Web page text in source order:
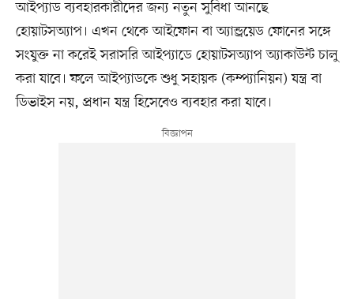
আইপ্যাড ব্যবহারকারীদের জন্য নতুন সুবিধা আনছে
হোয়াটসঅ্যাপ। এখন থেকে আইফোন বা অ্যান্ড্রয়েড ফোনের সঙ্গে
সংযুক্ত না করেই সরাসরি আইপ্যাডে হোয়াটসঅ্যাপ অ্যাকাউন্ট চালু
করা যাবে। ফলে আইপ্যাডকে শুধু সহায়ক (কম্প্যানিয়ন) যন্ত্র বা
ডিভাইস নয়, প্রধান যন্ত্র হিসেবেও ব্যবহার করা যাবে।